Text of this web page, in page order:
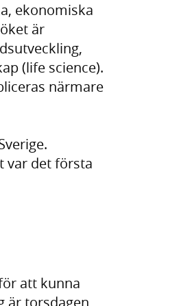
ekonomiska
är
(life science).
närmare
var det första
att kunna
är torsdagen